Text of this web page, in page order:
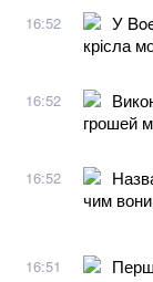
16:52
У
крісла
16:52
грошей
16:52
чим
16:51